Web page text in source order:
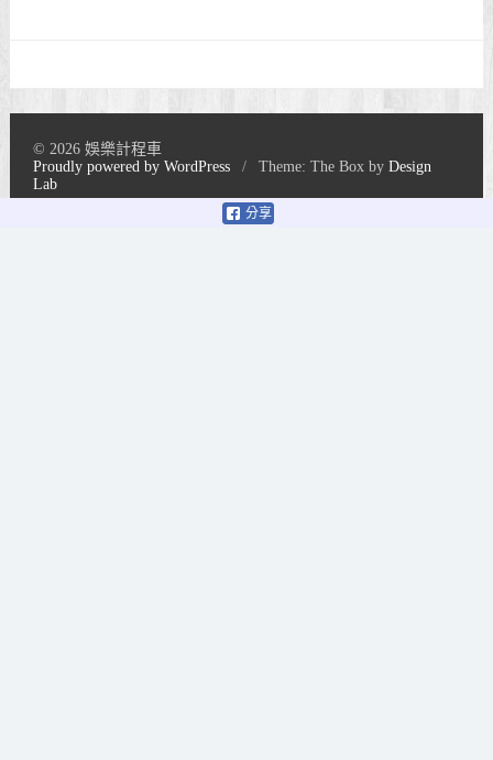
分享
© 2026 娛樂計程車
Proudly powered by WordPress
/ Theme: The Box byDesign
Lab